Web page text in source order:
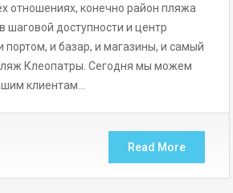
отношениях, конечно район пляжа
шаговой доступности и центр
портом, и базар, и магазины, и самый
Клеопатры. Сегодня мы можем
клиентам…
Read More